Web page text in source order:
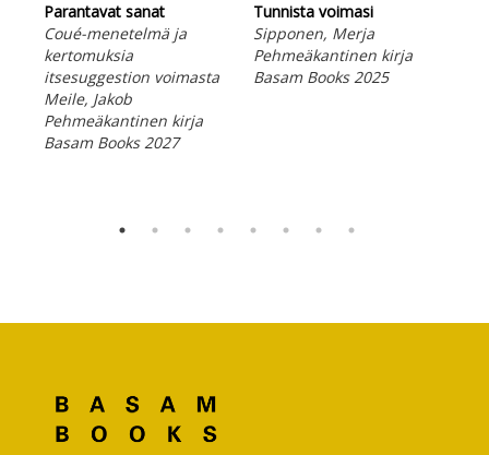
Parantavat sanat
Coué-menetelmä ja
kertomuksia
itsesuggestion voimasta
Meile, Jakob
Pehmeäkantinen kirja
Basam Books 2027
Tunnista voimasi
Sipponen, Merja
Pehmeäkantinen kirja
Basam Books 2025